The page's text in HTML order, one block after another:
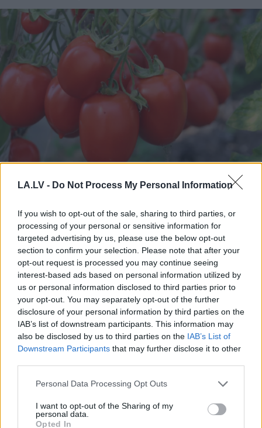
LA.LV - Do Not Process My Personal Information
If you wish to opt-out of the sale, sharing to third parties, or
processing of your personal or sensitive information for
targeted advertising by us, please use the below opt-out
section to confirm your selection. Please note that after your
opt-out request is processed you may continue seeing
interest-based ads based on personal information utilized by
us or personal information disclosed to third parties prior to
your opt-out. You may separately opt-out of the further
disclosure of your personal information by third parties on the
IAB’s list of downstream participants. This information may
also be disclosed by us to third parties on the IAB’s List of
Downstream Participants that may further disclose it to other
Please note that this website/app uses one or more Google
not limited to your visit or usage behaviour. You may click to
grant or deny consent to Google and its third-party tags to
Personal Data Processing Opt Outs
I want to opt-out of the Sharing of my
personal data.
Opted In
Noderīgiknifi, kā panākt,
lai tomātu laiks būtu
iespējami ilgāks
Rūgts! Latvijā
slavenākais japānis
Masaki mijis gredzenus
ar mīļoto – kāzās
izskanēja arī īpaši
dziesma
Zelenskisgatavs
“sarežģītām sarunām”
ar Putinu; Slaidiņš
pasaka, kas visu varētu
izšķirt